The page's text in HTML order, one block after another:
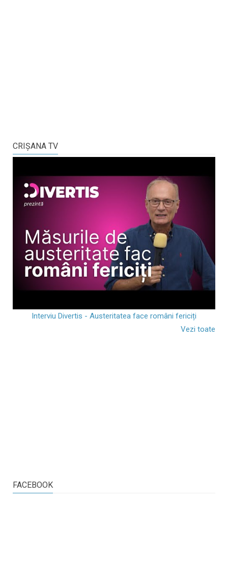
CRIŞANA TV
Interviu Divertis - Austeritatea face români fericiți
Vezi toate
FACEBOOK